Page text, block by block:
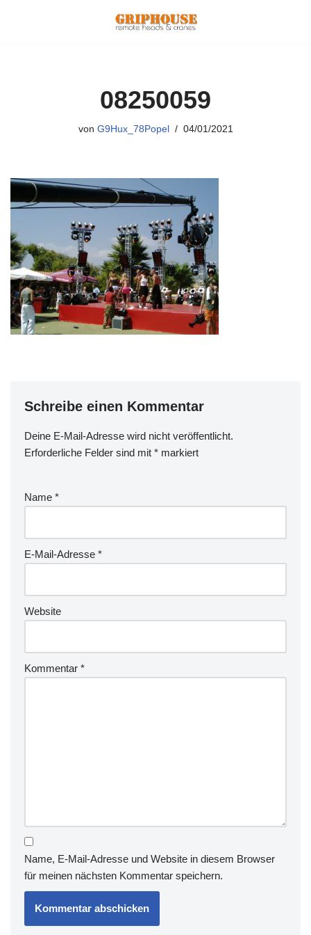
08250059
von G9Hux_78Popel 04/01/2021
Schreibe einen Kommentar
Deine E-Mail-Adresse wird nicht veröffentlicht.
Erforderliche Felder sind mit * markiert
Name *
E-Mail-Adresse *
Website
Kommentar *
Name, E-Mail-Adresse und Website in diesem Browser
für meinen nächsten Kommentar speichern.